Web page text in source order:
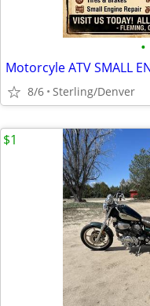
•
Motorcyle ATV SMALL
8/6 Sterling/Denver
$1